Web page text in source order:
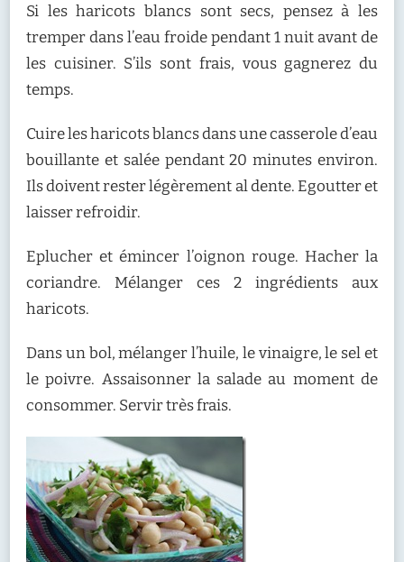
Si les haricots blancs sont secs, pensez à les
tremper dans l’eau froide pendant 1 nuit avant de
les cuisiner. S’ils sont frais, vous gagnerez du
temps.
Cuire les haricots blancs dans une casserole d’eau
bouillante et salée pendant 20 minutes environ.
Ils doivent rester légèrement al dente. Egoutter et
laisser refroidir.
Eplucher et émincer l’oignon rouge. Hacher la
coriandre. Mélanger ces 2 ingrédients aux
haricots.
Dans un bol, mélanger l’huile, le vinaigre, le sel et
le poivre. Assaisonner la salade au moment de
consommer. Servir très frais.